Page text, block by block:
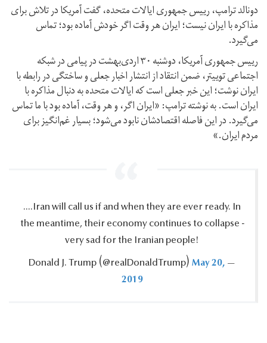
دونالد ترامپ، رییس جمهوری ایالات متحده، گفت آمریکا در تلاش برای
مذاکره با ایران نیست؛ ایران هر وقت اگر خودش آماده بود؛ تماس
می‌گیرد.
رییس جمهوری آمریکا، دوشنبه ۳۰ اردی‌بهشت در پیامی در شبکه
اجتماعی توییتر، ضمن انتقاد از انتشار اخبار جعلی و ساختگی در رابطه با
ایران نوشت؛ این خبر جعلی است که ایالات متحده به دنبال مذاکره با
ایران است. به نوشته ترامپ: «ایران اگر، و هر وقت، آماده بود با ما تماس
می‌گیرد. در این فاصله اقتصادشان نابود می‌شود؛ بسیار غم‌انگیز برای
مردم ایران.»
....Iran will call us if and when they are ever ready.‎ In
the meantime, their economy continues to collapse -
very sad for the Iranian people!‎
— Donald J.‎ Trump ‪(@realDonaldTrump)‬
May 20,
2019